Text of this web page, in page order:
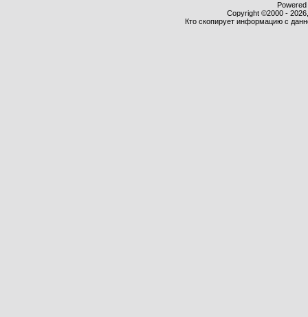
Copyright ©2000 -
Кто скопирует информацию с